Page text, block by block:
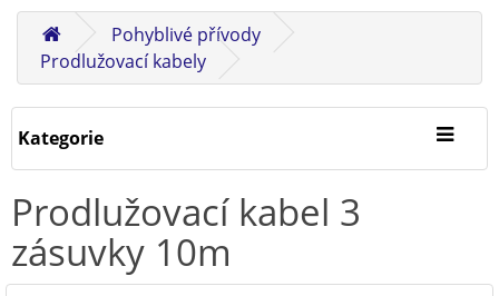
Pohyblivé přívody
Prodlužovací kabely
Kategorie
Prodlužovací kabel 3
zásuvky 10m